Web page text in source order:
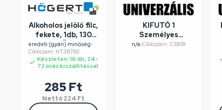
Alkoholos jelölő filc,
fekete, 1db, 130
mm, HÖGERT
HT3B780
eredeti (gyári) minőség•
Cikkszám: HT3B780
Készleten: 16 db, 24-
72 órás kiszállítással
285 Ft
Nettó224 Ft
KIFUTÓ 1
Személyes
kávéfőző
n/a•Cikkszám: 23809